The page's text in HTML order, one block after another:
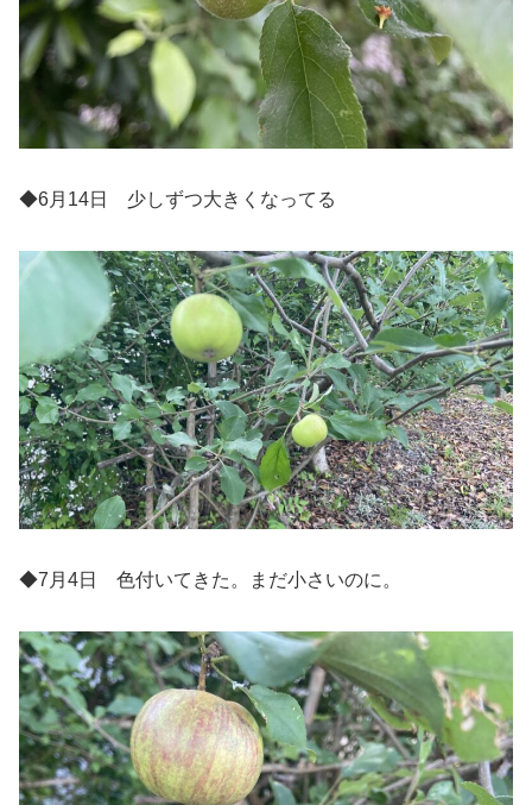
◆6月14日 少しずつ大きくなってる
◆7月4日 色付いてきた。まだ小さいのに。